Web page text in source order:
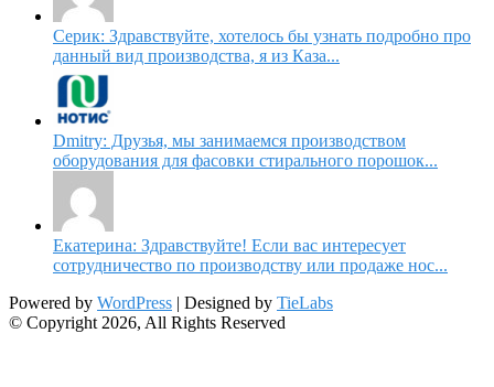
Серик: Здравствуйте, хотелось бы узнать подробно про
данный вид производства, я из Каза...
Dmitry: Друзья, мы занимаемся производством
оборудования для фасовки стирального порошок...
Екатерина: Здравствуйте! Если вас интересует
сотрудничество по производству или продаже нос...
Powered by WordPress | Designed by TieLabs
© Copyright 2026, All Rights Reserved